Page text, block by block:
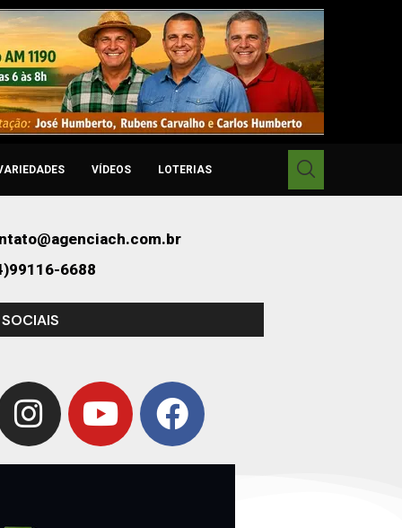
VÍDEOS LOTERIAS
6688
SOCIAIS